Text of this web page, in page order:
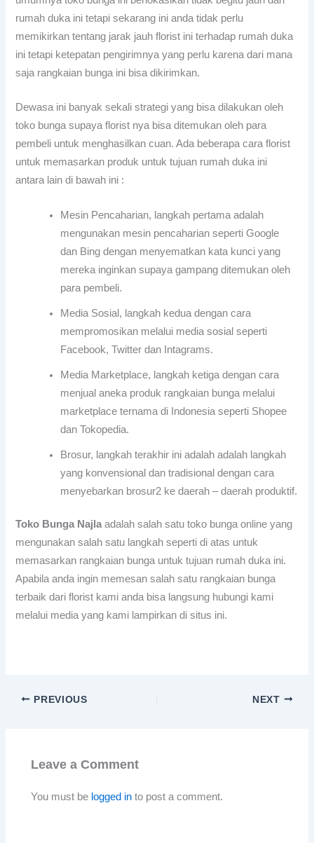
rumah duka ini tetapi sekarang ini anda tidak perlu
memikirkan tentang jarak jauh florist ini terhadap rumah duka
ini tetapi ketepatan pengirimnya yang perlu karena dari mana
saja rangkaian bunga ini bisa dikirimkan.
Dewasa ini banyak sekali strategi yang bisa dilakukan oleh
toko bunga supaya florist nya bisa ditemukan oleh para
pembeli untuk menghasilkan cuan. Ada beberapa cara florist
untuk memasarkan produk untuk tujuan rumah duka ini
antara lain di bawah ini :
Mesin Pencaharian, langkah pertama adalah
mengunakan mesin pencaharian seperti Google
dan Bing dengan menyematkan kata kunci yang
mereka inginkan supaya gampang ditemukan oleh
para pembeli.
Media Sosial, langkah kedua dengan cara
mempromosikan melalui media sosial seperti
Facebook, Twitter dan Intagrams.
Media Marketplace, langkah ketiga dengan cara
menjual aneka produk rangkaian bunga melalui
marketplace ternama di Indonesia seperti Shopee
dan Tokopedia.
Brosur, langkah terakhir ini adalah adalah langkah
yang konvensional dan tradisional dengan cara
menyebarkan brosur2 ke daerah – daerah produktif.
Toko Bunga Najlaadalah salah satu toko bunga online yang
mengunakan salah satu langkah seperti di atas untuk
memasarkan rangkaian bunga untuk tujuan rumah duka ini.
Apabila anda ingin memesan salah satu rangkaian bunga
terbaik dari florist kami anda bisa langsung hubungi kami
melalui media yang kami lampirkan di situs ini.
PREVIOUS NEXT
Leave a Comment
You must be logged in to post a comment.